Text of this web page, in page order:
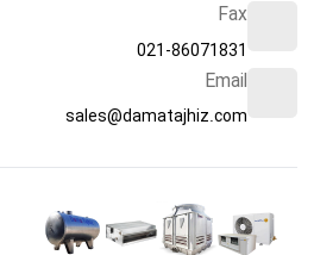
Fax
021-86071831
Email
sales@damatajhiz.com